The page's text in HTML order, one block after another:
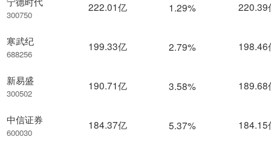
300750
寒武纪
688256
新易盛
300502
中信证券
600030
222.01亿 1.29% 220.39
199.33亿 2.79% 198.46
190.71亿 3.58% 189.68
184.37亿 5.37% 184.15